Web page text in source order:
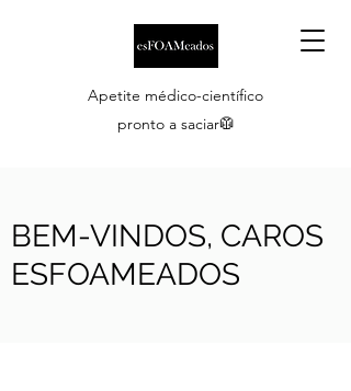
Apetite médico-científico
pronto a saciar🥼
BEM-VINDOS, CAROS
ESFOAMEADOS